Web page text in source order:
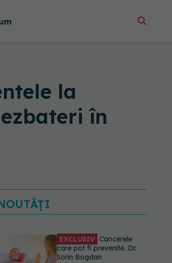
la
în
(SANADOR): Au metode
de prevenție
07.08.2026, 20:09